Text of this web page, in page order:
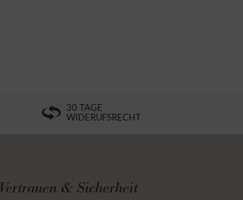
30 TAGE
WIDERUFSRECHT
Vertrauen & Sicherheit